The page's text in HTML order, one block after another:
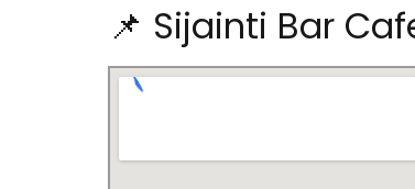
📌 Sijainti Bar